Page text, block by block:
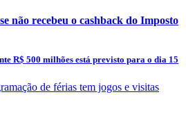
não recebeu o cashback do Imposto
R$ 500 milhões está previsto para o dia 15